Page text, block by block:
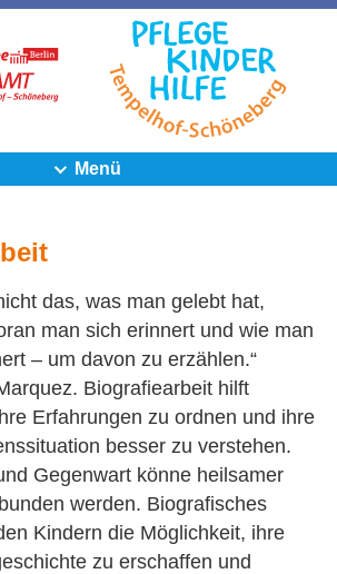
Menü
das, was man gelebt hat,
man sich erinnert und wie man
– um davon zu erzählen.“
Biografiearbeit hilft
Erfahrungen zu ordnen und ihre
besser zu verstehen.
Gegenwart könne heilsamer
werden. Biografisches
Kindern die Möglichkeit, ihre
zu erschaffen und